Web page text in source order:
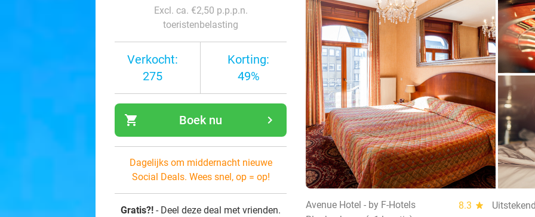
Excl. ca. €2,50 p.p.p.n.
toeristenbelasting
Verkocht:
275
Korting:
49%
shopping_cart navigate_next
Boek nu
Dagelijks om middernacht nieuwe
Social Deals. Wees snel, op = op!
Gratis?! - Deel deze deal met vrienden.
Avenue Hotel - by F-Hotels 8.3 star